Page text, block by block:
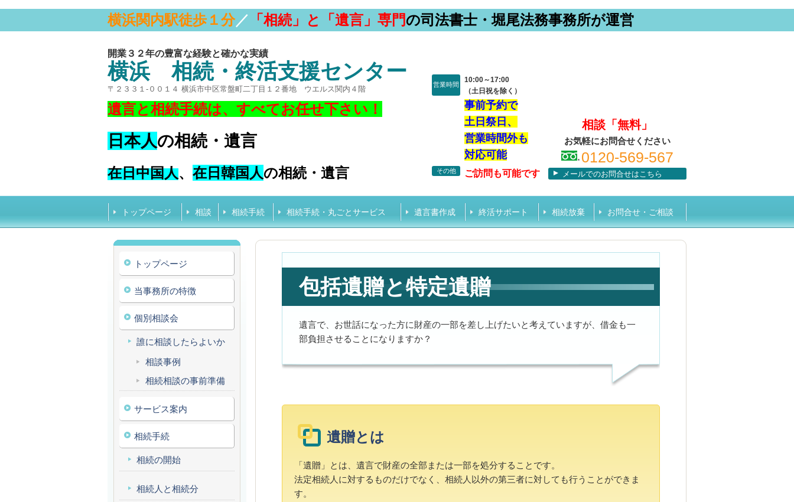
横浜関内駅徒歩１分／ 「 相続」と「遺言」専門の司法書士・堀尾法務事務所が運営
開業３２年の豊富な経験と確かな実績
横浜 相続・終活支援センター
〒２３３１-００１４ 横浜市中区常盤町二丁目１２番地 ウエルス関内４階
遺言と相続手続は、すべてお任せ下さい！
日本人の相続・遺言
在日中国人、 在日韓国人の相続・遺言
営業時間
10:00～17:00
（土日祝を除く）
事前予約で
土日祭日、
営業時間外も
対応可能
その他 ご訪問も可能です
相談「無料」
お気軽にお問合せください
0120-569-567
メールでのお問合せはこちら
トップページ 相談 相続手続 相続手続・丸ごとサービス 遺言書作成 終活サポート 相続放棄 お問合せ・ご相談
包括遺贈と特定遺贈
遺言で、お世話になった方に財産の一部を差し上げたいと考えていますが、借金も一
部負担させることになりますか？
遺贈とは
「遺贈」とは、遺言で財産の全部または一部を処分することです。
法定相続人に対するものだけでなく、相続人以外の第三者に対しても行うことができま
す。
トップページ
当事務所の特徴
個別相談会
誰に相談したらよいか
相談事例
相続相談の事前準備
サービス案内
相続手続
相続の開始
相続人と相続分